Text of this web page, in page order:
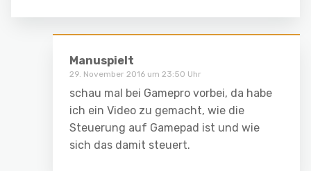
Manuspielt
29. November 2016 um 23:50 Uhr
schau mal bei Gamepro vorbei, da habe
ich ein Video zu gemacht, wie die
Steuerung auf Gamepad ist und wie
sich das damit steuert.